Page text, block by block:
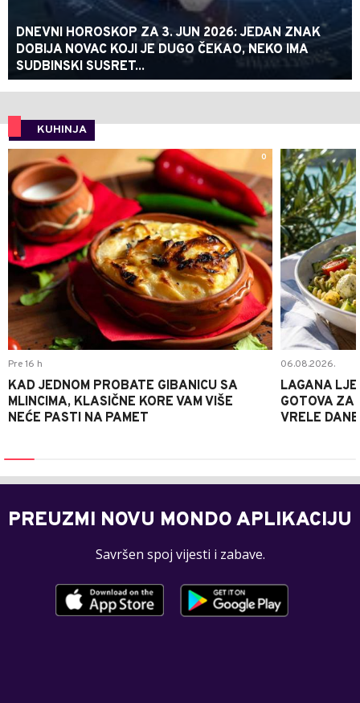
DNEVNI HOROSKOP ZA 3. JUN 2026: JEDAN ZNAK
DOBIJA NOVAC KOJI JE DUGO ČEKAO, NEKO IMA
SUDBINSKI SUSRET...
KUHINJA
0
Pre 16 h
KAD JEDNOM PROBATE GIBANICU SA
MLINCIMA, KLASIČNE KORE VAM VIŠE
NEĆE PASTI NA PAMET
06.08.2026.
LAGANA
GOTOVA ZA
VRELE DANE
PREUZMI NOVU MONDO APLIKACIJU
Savršen spoj vijesti i zabave.